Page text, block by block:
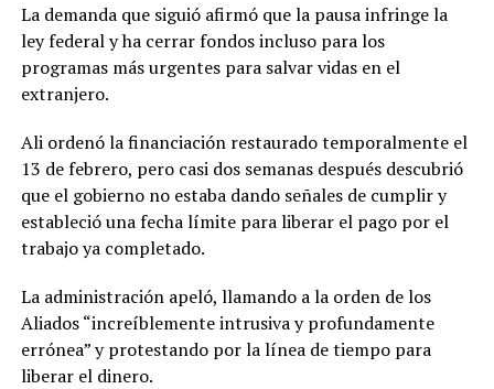
La demanda que siguió afirmó que la pausa infringe la
ley federal y ha cerrar fondos incluso para los
programas más urgentes para salvar vidas en el
extranjero.
Ali ordenó la financiación restaurado temporalmente el
13 de febrero, pero casi dos semanas después descubrió
que el gobierno no estaba dando señales de cumplir y
estableció una fecha límite para liberar el pago por el
trabajo ya completado.
La administración apeló, llamando a la orden de los
Aliados “increíblemente intrusiva y profundamente
errónea” y protestando por la línea de tiempo para
liberar el dinero.